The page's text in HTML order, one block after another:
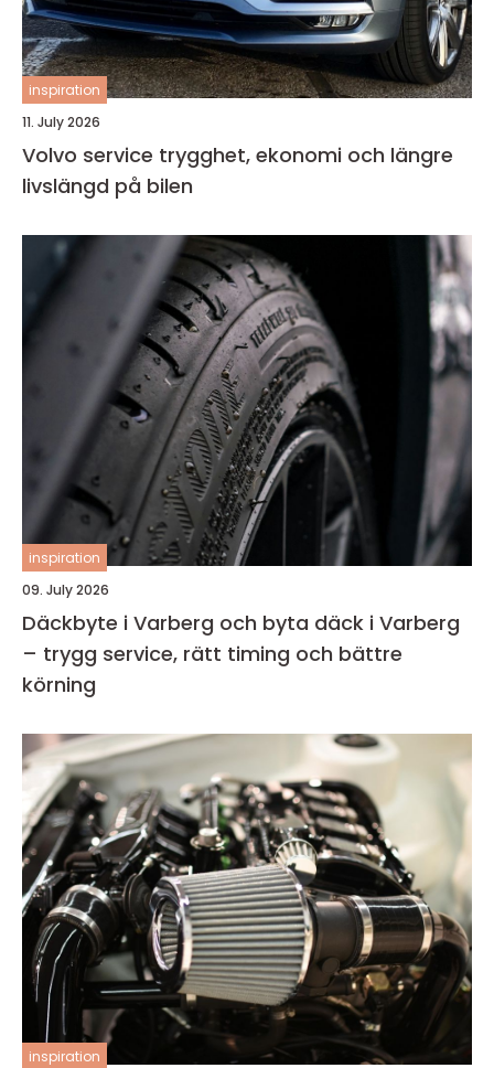
inspiration
11. July 2026
Volvo service trygghet, ekonomi och längre
livslängd på bilen
inspiration
09. July 2026
Däckbyte i Varberg och byta däck i Varberg
– trygg service, rätt timing och bättre
körning
inspiration